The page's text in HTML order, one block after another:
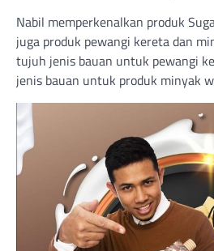
Nabil memperkenalkan produk
juga produk pewangi kereta dan
tujuh jenis bauan untuk pewangi
jenis bauan untuk produk minyak